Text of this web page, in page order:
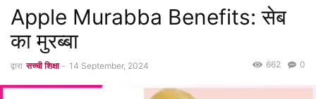
Apple Murabba Benefits: सेब
का मुरब्बा
द्वारा सच्ची शिक्षा - 14 September, 2024 0
662